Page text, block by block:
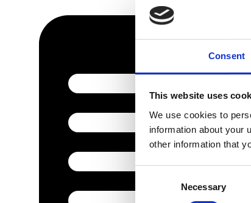
Consent
This website uses
We use cookies to
information about your
other information that
Consent
Necessary